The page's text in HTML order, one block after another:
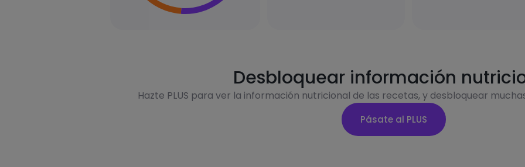
Desbloquear información
Hazte PLUS para ver la información nutricional de las recetas, y desbloquear
Pásate al PLUS